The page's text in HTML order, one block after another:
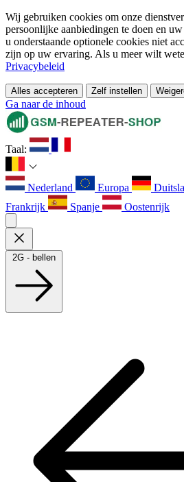
Wij gebruiken cookies om onze
persoonlijke aanbiedingen te doen en
u onderstaande optionele cookies niet
zijn op uw ervaring. Als u meer wilt
Privacybeleid
Alles accepteren Zelf instellen
Ga naar de inhoud
Taal:
Nederland Europa
Frankrijk
Spanje Oostenrijk
2G - bellen